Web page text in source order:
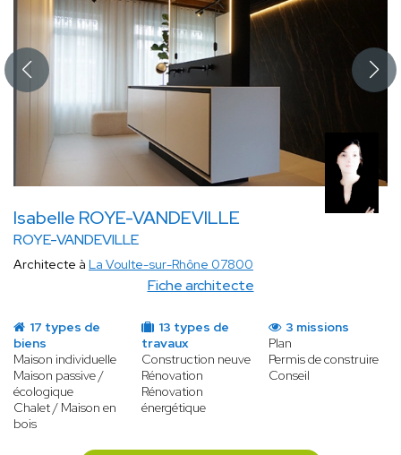
Isabelle ROYE-VANDEVILLE
ROYE-VANDEVILLE
Fiche architecte
Architecte à La Voulte-sur-Rhône 07800
17 types de
biens
Maison individuelle
Maison passive /
écologique
Chalet / Maison en
bois
13 types de
travaux
Construction neuve
Rénovation
Rénovation
énergétique
3 missions
Plan
Permis de construire
Conseil